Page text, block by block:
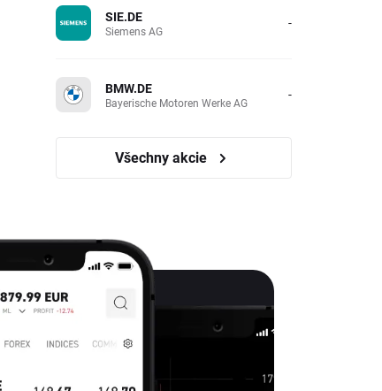
SIE.DE
Siemens AG -
BMW.DE
Bayerische Motoren Werke AG -
Všechny akcie